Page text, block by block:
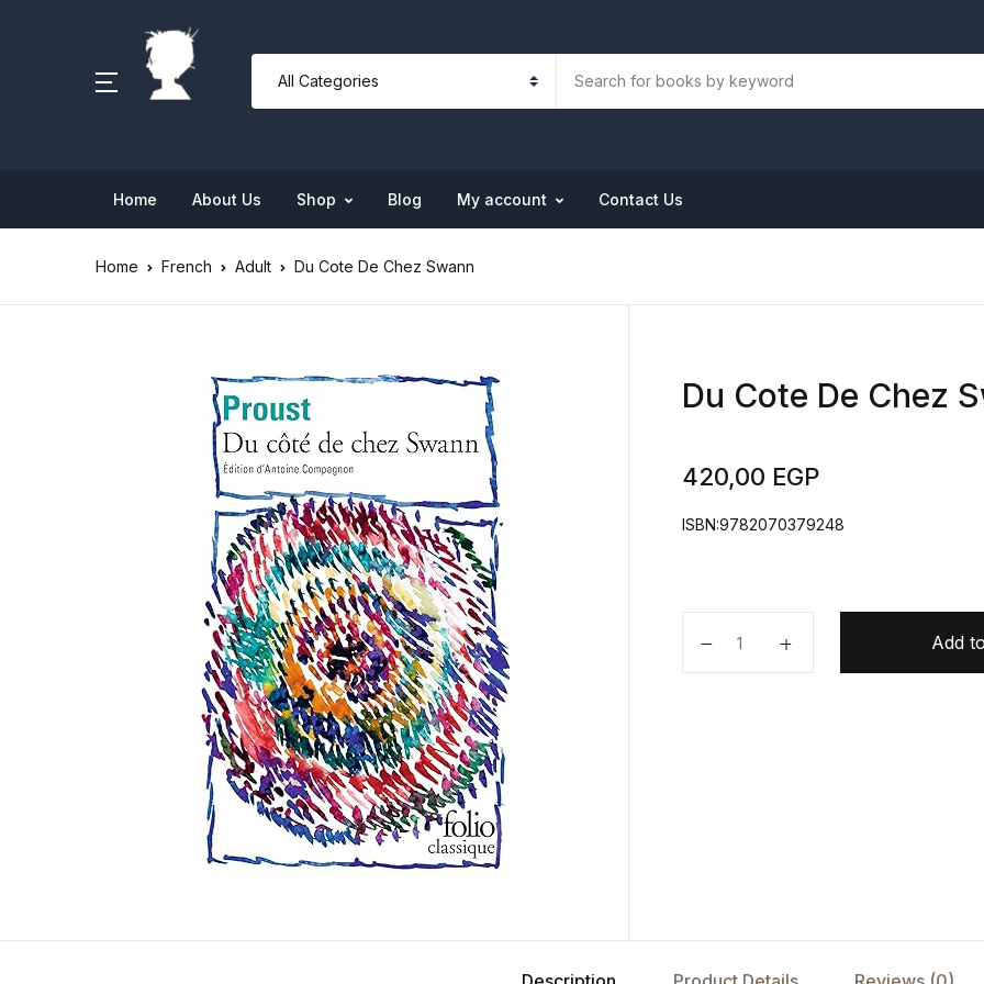
Home About Us Shop Blog My account Contact Us
Home French Adult Du Cote De Chez Swann
Du Cote De Chez
420,00 EGP
ISBN:9782070379248
Add